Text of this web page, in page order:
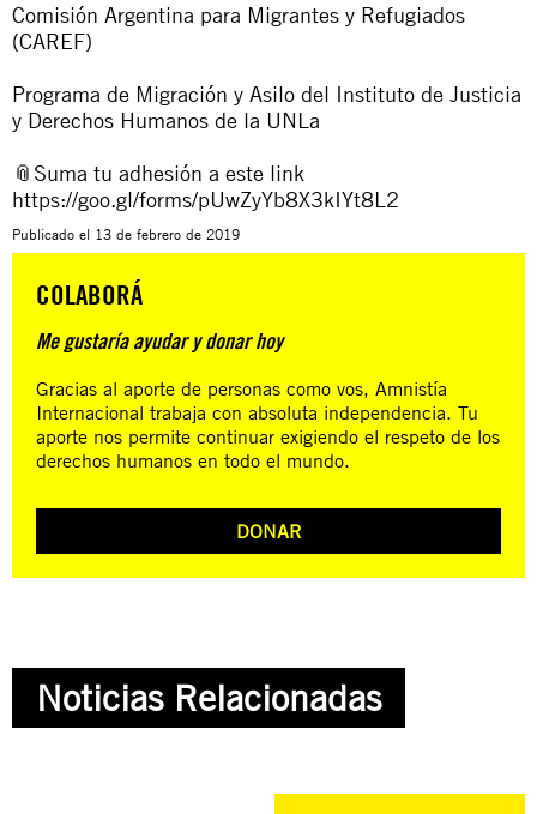
Comisión Argentina para Migrantes y Refugiados
(CAREF)
Programa de Migración y Asilo del Instituto de Justicia
y Derechos Humanos de la UNLa
📎Suma tu adhesión a este link
https://goo.gl/forms/pUwZyYb8X3kIYt8L2
Publicado el 13 de febrero de 2019
COLABORÁ
Me gustaría ayudar y donar hoy
Gracias al aporte de personas como vos, Amnistía
Internacional trabaja con absoluta independencia. Tu
aporte nos permite continuar exigiendo el respeto de los
derechos humanos en todo el mundo.
DONAR
Noticias Relacionadas